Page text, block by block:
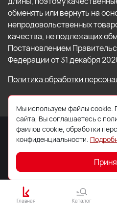
обменять или вернуть на
непродовольственных
качества, не подлежащих
Постановлением
Федерации от 31 декабря
Политика обработки
© 2026 ООО «Торговый Дом
Главная Каталог
Мы используем файлы cookie.
сайта, Вы соглашаетесь с
файлов cookie, обработки
конфиденциальности.